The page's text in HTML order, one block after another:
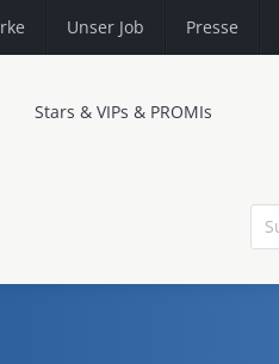
Unser Job Presse
Stars & VIPs & PROMIs